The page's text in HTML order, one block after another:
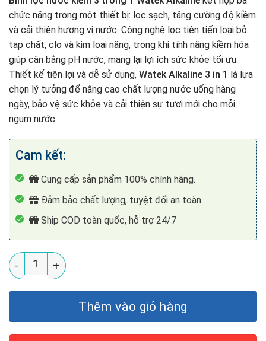
chức năng trong một thiết bị: lọc sạch, tăng cường độ kiềm
và cải thiện hương vị nước. Công nghệ lọc tiên tiến loại bỏ
tạp chất, clo và kim loại nặng, trong khi tính năng kiềm hóa
giúp cân bằng pH nước, mang lại lợi ích sức khỏe tối ưu.
Thiết kế tiện lợi và dễ sử dụng, Watek Alkaline 3 in 1
là lựa
chọn lý tưởng để nâng cao chất lượng nước uống hàng
ngày, bảo vệ sức khỏe và cải thiện sự tươi mới cho mỗi
ngụm nước.
Cam kết:
Cung cấp sản phẩm 100% chính hãng.
Đảm bảo chất lượng, tuyệt đối an toàn
Ship COD toàn quốc, hỗ trợ 24/7
Bình tạo nước kiềm 3 trong 1 Watek Alkaline 3 in 1 số
Thêm vào giỏ hàng